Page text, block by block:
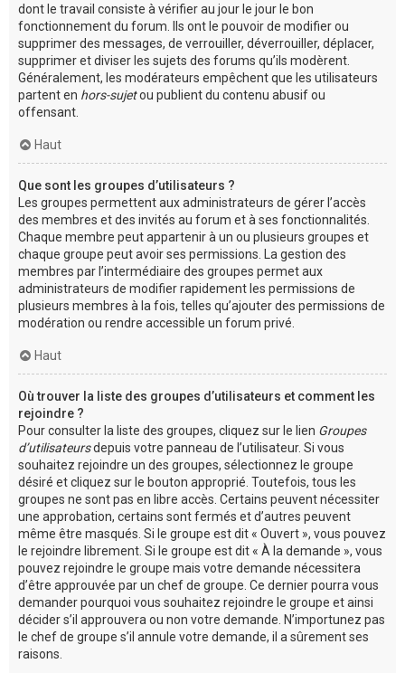
dont le travail consiste à vérifier au jour le jour le bon
fonctionnement du forum. Ils ont le pouvoir de modifier ou
supprimer des messages, de verrouiller, déverrouiller, déplacer,
supprimer et diviser les sujets des forums qu’ils modèrent.
Généralement, les modérateurs empêchent que les utilisateurs
partent en hors-sujetou publient du contenu abusif ou
offensant.
Haut
Que sont les groupes d’utilisateurs ?
Les groupes permettent aux administrateurs de gérer l’accès
des membres et des invités au forum et à ses fonctionnalités.
Chaque membre peut appartenir à un ou plusieurs groupes et
chaque groupe peut avoir ses permissions. La gestion des
membres par l’intermédiaire des groupes permet aux
administrateurs de modifier rapidement les permissions de
plusieurs membres à la fois, telles qu’ajouter des permissions de
modération ou rendre accessible un forum privé.
Haut
Où trouver la liste des groupes d’utilisateurs et comment les
rejoindre ?
Pour consulter la liste des groupes, cliquez sur le lien Groupes
d’utilisateursdepuis votre panneau de l’utilisateur. Si vous
souhaitez rejoindre un des groupes, sélectionnez le groupe
désiré et cliquez sur le bouton approprié. Toutefois, tous les
groupes ne sont pas en libre accès. Certains peuvent nécessiter
une approbation, certains sont fermés et d’autres peuvent
même être masqués. Si le groupe est dit « Ouvert », vous pouvez
le rejoindre librement. Si le groupe est dit « À la demande », vous
pouvez rejoindre le groupe mais votre demande nécessitera
d’être approuvée par un chef de groupe. Ce dernier pourra vous
demander pourquoi vous souhaitez rejoindre le groupe et ainsi
décider s’il approuvera ou non votre demande. N’importunez pas
le chef de groupe s’il annule votre demande, il a sûrement ses
raisons.